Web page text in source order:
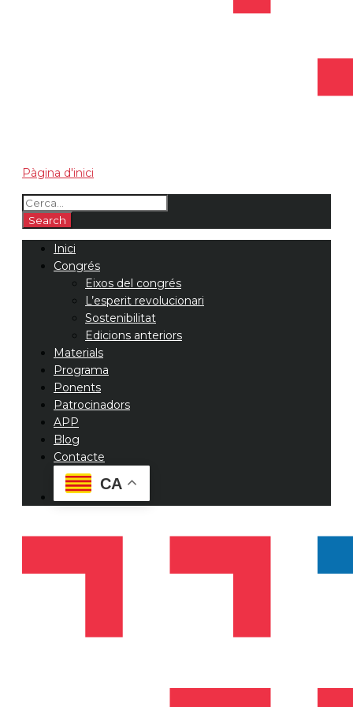
Pàgina d'inici
Inici
Congrés
Eixos del congrés
L’esperit revolucionari
Sostenibilitat
Edicions anteriors
Materials
Programa
Ponents
Patrocinadors
APP
Blog
Contacte
CA